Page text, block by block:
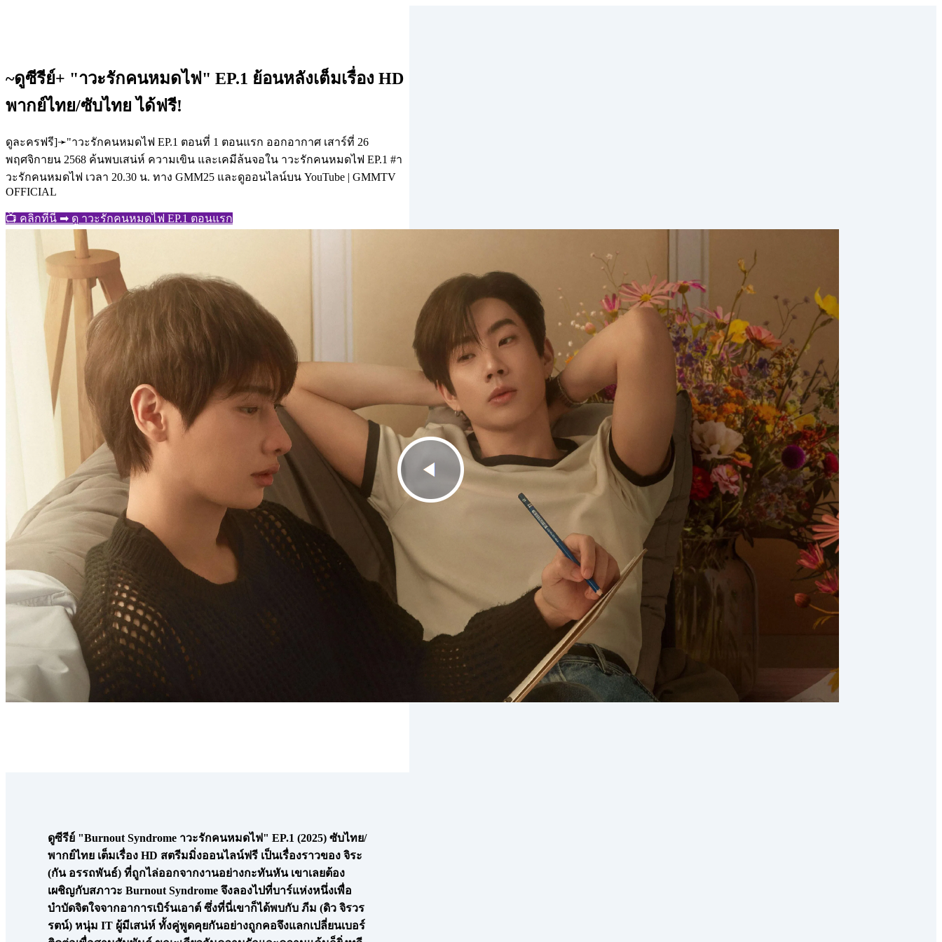
~ดูซีรีย์+ "าวะรักคนหมดไฟ" EP.1 ย้อนหลังเต็มเรื่อง HD
พากย์ไทย/ซับไทย ได้ฟรี!
ดูละครฟรี]➛"าวะรักคนหมดไฟ EP.1 ตอนที่ 1 ตอนแรก ออกอากาศ เสาร์ที่ 26
พฤศจิกายน 2568 ค้นพบเสน่ห์ ความเขิน และเคมีล้นจอใน าวะรักคนหมดไฟ EP.1 #า
วะรักคนหมดไฟ เวลา 20.30 น. ทาง GMM25 และดูออนไลน์บน YouTube | GMMTV
OFFICIAL
📺 คลิกที่นี่ ➡ ดู าวะรักคนหมดไฟ EP.1 ตอนแรก
ดูซีรีย์ "Burnout Syndrome าวะรักคนหมดไฟ" EP.1 (2025) ซับไทย/
พากย์ไทย เต็มเรื่อง HD สตรีมมิ่งออนไลน์ฟรี เป็นเรื่องราวของ จิระ
(กัน อรรถพันธ์) ที่ถูกไล่ออกจากงานอย่างกะทันหัน เขาเลยต้อง
เผชิญกับสภาวะ Burnout Syndrome จึงลองไปที่บาร์แห่งหนึ่งเพื่อ
บำบัดจิตใจจากอาการเบิร์นเอาต์ ซึ่งที่นี่เขาก็ได้พบกับ ภีม (ดิว จิรวร
รตน์) หนุ่ม IT ผู้มีเสน่ห์ ทั้งคู่พูดคุยกันอย่างถูกคอจึงแลกเปลี่ยนเบอร์